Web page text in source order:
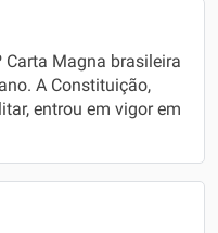
Magna brasileira
A Constituição,
entrou em vigor em